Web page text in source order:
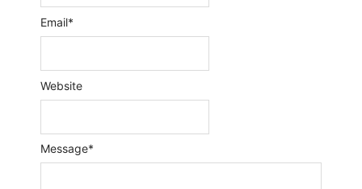
Message*
Email*
Website